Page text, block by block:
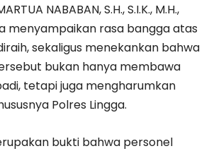
NABABAN, S.H., S.I.K., M.H.,
menyampaikan rasa bangga atas
sekaligus menekankan bahwa
bukan hanya membawa
tetapi juga mengharumkan
Polres Lingga.
bukti bahwa personel